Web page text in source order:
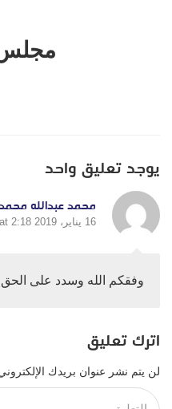
يوجد تعليق واحد
محمد عبدالله
16 يناير، 2019 at 2:18 م
وفقكم الله وسدد على
اترك تعليق
لن يتم نشر عنوان بريدك